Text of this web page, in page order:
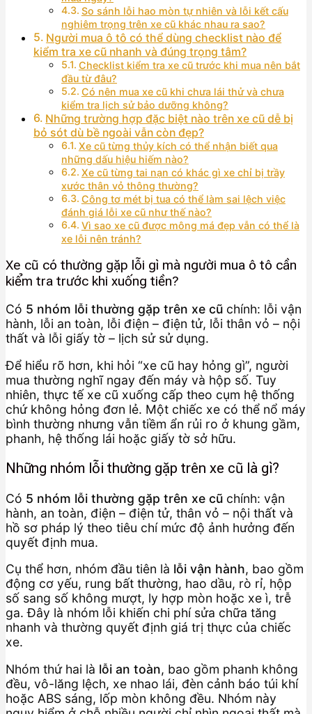
So sánh lỗi hao mòn tự nhiên và lỗi kết cấu
nghiêm trọng trên xe cũ khác nhau ra sao?
Người mua ô tô có thể dùng checklist nào để
kiểm tra xe cũ nhanh và đúng trọng tâm?
Checklist kiểm tra xe cũ trước khi mua nên bắt
đầu từ đâu?
Có nên mua xe cũ khi chưa lái thử và chưa
kiểm tra lịch sử bảo dưỡng không?
Những trường hợp đặc biệt nào trên xe cũ dễ bị
bỏ sót dù bề ngoài vẫn còn đẹp?
Xe cũ từng thủy kích có thể nhận biết qua
những dấu hiệu hiếm nào?
Xe cũ từng tai nạn có khác gì xe chỉ bị trầy
xước thân vỏ thông thường?
Công tơ mét bị tua có thể làm sai lệch việc
đánh giá lỗi xe cũ như thế nào?
Vì sao xe cũ được mông má đẹp vẫn có thể là
xe lỗi nên tránh?
Xe cũ có thường gặp lỗi gì mà người mua ô tô cần
kiểm tra trước khi xuống tiền?
Có 5 nhóm lỗi thường gặp trên xe cũ chính: lỗi vận
hành, lỗi an toàn, lỗi điện – điện tử, lỗi thân vỏ – nội
thất và lỗi giấy tờ – lịch sử sử dụng.
Để hiểu rõ hơn, khi hỏi “xe cũ hay hỏng gì”, người
mua thường nghĩ ngay đến máy và hộp số. Tuy
nhiên, thực tế xe cũ xuống cấp theo cụm hệ thống
chứ không hỏng đơn lẻ. Một chiếc xe có thể nổ máy
bình thường nhưng vẫn tiềm ẩn rủi ro ở khung gầm,
phanh, hệ thống lái hoặc giấy tờ sở hữu.
Những nhóm lỗi thường gặp trên xe cũ là gì?
Có 5 nhóm lỗi thường gặp trên xe cũ chính: vận
hành, an toàn, điện – điện tử, thân vỏ – nội thất và
hồ sơ pháp lý theo tiêu chí mức độ ảnh hưởng đến
quyết định mua.
Cụ thể hơn, nhóm đầu tiên là lỗi vận hành, bao gồm
động cơ yếu, rung bất thường, hao dầu, rò rỉ, hộp
số sang số không mượt, ly hợp mòn hoặc xe ì, trễ
ga. Đây là nhóm lỗi khiến chi phí sửa chữa tăng
nhanh và thường quyết định giá trị thực của chiếc
xe.
Nhóm thứ hai là lỗi an toàn, bao gồm phanh không
đều, vô-lăng lệch, xe nhao lái, đèn cảnh báo túi khí
hoặc ABS sáng, lốp mòn không đều. Nhóm này